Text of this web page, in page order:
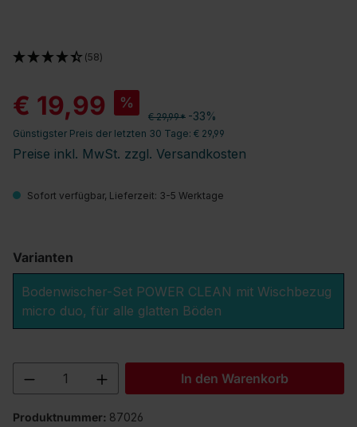
€ 19,99 %
€ 29,99* -33%
Günstigster Preis der letzten 30 Tage: € 29,99
Preise inkl. MwSt. zzgl. Versandkosten
(58)
Sofort verfügbar, Lieferzeit: 3-5 Werktage
Varianten
Bodenwischer-Set POWER CLEAN mit Wischbezug
micro duo, für alle glatten Böden
Produkt Anzahl: Gib den gewünschten
In den Warenkorb
Produktnummer: 87026